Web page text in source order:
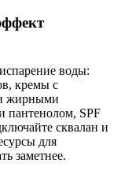
воды:
кремы с
жирными
пантенолом, SPF
сквалан и
для
заметнее.